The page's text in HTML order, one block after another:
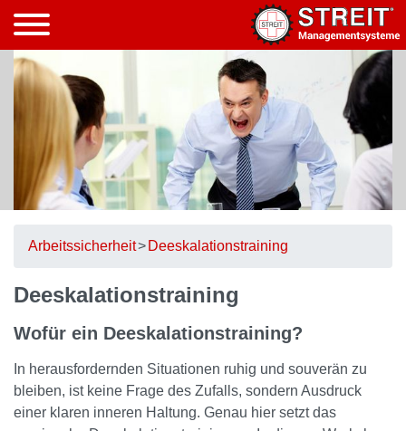
Arbeitssicherheit Deeskalationstraining
Deeskalationstraining
Wofür ein Deeskalationstraining?
In herausfordernden Situationen ruhig und souverän zu
bleiben, ist keine Frage des Zufalls, sondern Ausdruck
einer klaren inneren Haltung. Genau hier setzt das